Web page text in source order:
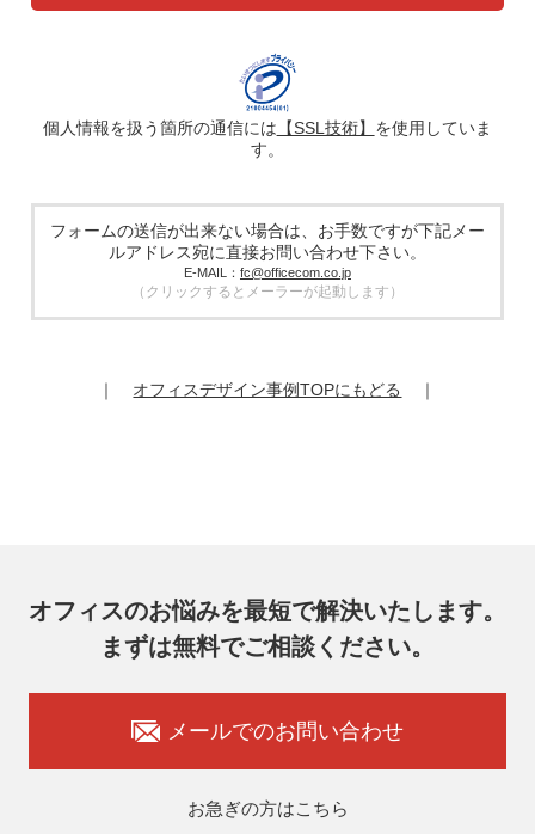
広告配信の効率化、マーケティング活動などのために、氏
を、ハッシュ化などの適切なセキュリティ対策を施した上
で、広告配信サービス提供事業者に提供する場合がありま
す。提供した個人情報は、広告配信サービス提供事業者のプ
ライバシーポリシーに基づき取り扱われます。
5. 個人情報の取り扱い業務の委託
場合があります。その際、弊社は、個人情報を適切に保護で
きる管理体制を敷き実行していることを条件として委託先を
厳選したうえで、機密保持契約を委託先と締結し、お客様の
個人情報を厳密に管理させます。
提供記録の開示を請求することができます。
7. 個人情報を提供されることの任意性
お客様がご自身の個人情報を弊社に提供されるか否かはお客
は、適切なサービスをご提供できない場合がありますのでご
弊社ウェブサイトでは、利用者が当ウェブサイトを閲覧した
状況の分析のためにCookieを利用していますが、Cookieによ
る個人情報の取得はしていません。
個人情報を扱う箇所の通信には 【SSL技術】 を使用していま
す。
フォームの送信が出来ない場合は、お手数ですが下記メー
ルアドレス宛に直接お問い合わせ下さい。
E-MAIL： fc@officecom.co.jp
（クリックするとメーラーが起動します）
｜ オフィスデザイン事例TOPにもどる ｜
オフィスのお悩みを最短で解決いたします。
まずは無料でご相談ください。
メールでのお問い合わせ
お急ぎの方はこちら